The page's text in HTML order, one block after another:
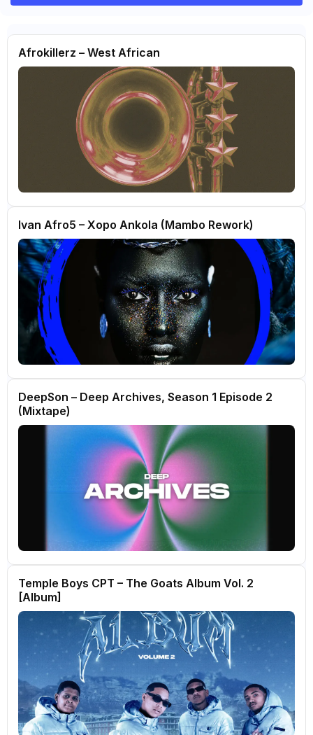
Afrokillerz – West African
Ivan Afro5 – Xopo Ankola (Mambo Rework)
DeepSon – Deep Archives, Season 1 Episode 2
(Mixtape)
Temple Boys CPT – The Goats Album Vol. 2
[Album]